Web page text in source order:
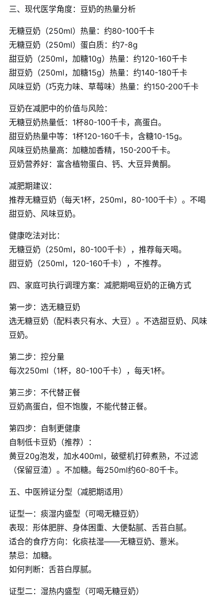
三、现代医学角度：豆奶的热量分析
无糖豆奶（250ml）热量：约80-100千卡
无糖豆奶（250ml）蛋白质：约7-8g
甜豆奶（250ml，加糖10g）热量：约120-160千卡
甜豆奶（250ml，加糖15g）热量：约140-180千卡
风味豆奶（巧克力味、草莓味）热量：约150-200千卡
豆奶在减肥中的价值与风险：
无糖豆奶热量低：1杯80-100千卡，高蛋白。
甜豆奶热量中等：1杯120-160千卡，含糖10-15g。
风味豆奶热量高：加糖加香精，150-200千卡。
豆奶营养好：富含植物蛋白、钙、大豆异黄酮。
减肥期建议：
推荐无糖豆奶（每天1杯，250ml，80-100千卡）。不喝
甜豆奶、风味豆奶。
健康吃法对比：
无糖豆奶（250ml，80-100千卡），推荐每天喝。
甜豆奶（250ml，120-160千卡），不推荐。
四、家庭可执行调理方案：减肥期喝豆奶的正确方式
第一步：选无糖豆奶
选无糖豆奶（配料表只有水、大豆）。不选甜豆奶、风味
豆奶。
第二步：控分量
每次250ml（1杯，80-100千卡），每天1杯。
第三步：不代替正餐
豆奶高蛋白，但不饱腹，不能代替正餐。
第四步：自制更健康
自制低卡豆奶（推荐）：
黄豆20g泡发，加水400ml，破壁机打碎煮熟，不过滤
（保留豆渣）。不加糖。每250ml约60-80千卡。
五、中医辨证分型（减肥期适用）
证型一：痰湿内盛型（可喝无糖豆奶）
表现：形体肥胖、身体困重、大便黏腻、舌苔白腻。
适合的食疗方向：化痰祛湿——无糖豆奶、薏米。
禁忌：加糖。
如何判断：舌苔白厚腻。
证型二：湿热内盛型（可喝无糖豆奶）